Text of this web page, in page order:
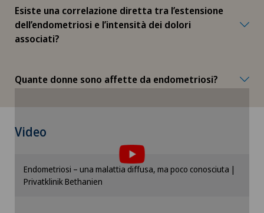
Kinesiologia
Laboratorio
Lesione del menisco
Lesione della cuffia dei rotatori
Esiste una correlazione diretta tra l’estensione
dell’endometriosi e l’intensità dei dolori
associati?
Quante donne sono affette da endometriosi?
VideoPer poter visualizzare questo contenuto, è
necessario accettare l’utilizzo di cookies.
Si prega di attivare l’opzione corrispondente nelle
impostazioni dei cookies.
Endometriosi – una malattia diffusa, ma poco conosciuta |
Privatklinik Bethanien